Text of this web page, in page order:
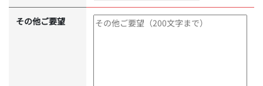
その他ご要望